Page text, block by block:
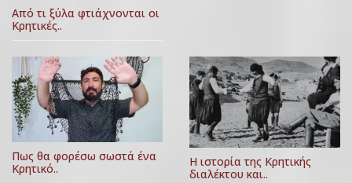
Από τι ξύλα φτιάχνονται οι
Κρητικές..
Πως θα φορέσω σωστά ένα
Κρητικό..
Η ιστορία της Κρητικής
διαλέκτου και..